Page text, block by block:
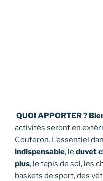
QUOI APPORTER ?
activités seront en
Couteron. L’essentiel
indispensable, le duvet
plus, le tapis de sol, les
baskets de sport, des